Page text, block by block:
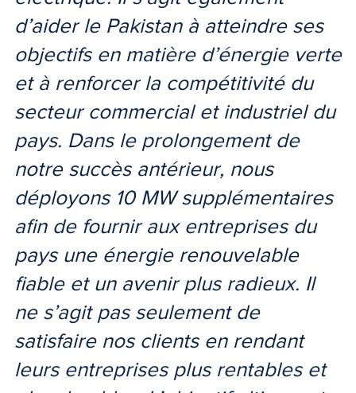
d’aider le Pakistan à atteindre ses
objectifs en matière d’énergie verte
et à renforcer la compétitivité du
secteur commercial et industriel du
pays. Dans le prolongement de
notre succès antérieur, nous
déployons 10 MW supplémentaires
afin de fournir aux entreprises du
pays une énergie renouvelable
fiable et un avenir plus radieux. Il
ne s’agit pas seulement de
satisfaire nos clients en rendant
leurs entreprises plus rentables et